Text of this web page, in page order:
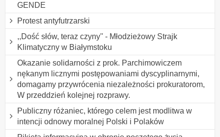
GENDE
Protest antyfutrzarski
,,Dość słów, teraz czyny'' - Młodzieżowy Strajk
Klimatyczny w Białymstoku
Okazanie solidarności z prok. Parchimowiczem
nękanym licznymi postępowaniami dyscyplinarnymi,
domagamy przywrócenia niezależności prokuratorom,
W przeddzień kolejnej rozprawy.
Publiczny różaniec, którego celem jest modlitwa w
intencji odnowy moralnej Polski i Polaków